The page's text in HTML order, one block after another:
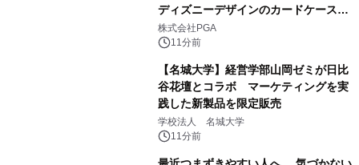
ディズニーデザインのカードケースを
株式会社PGAが8月7日発売
株式会社PGA
11分前
【名城大学】経営学部山岡ゼミが日比
谷花壇とコラボ マーケティングを実
践した新製品を限定販売
学校法人 名城大学
11分前